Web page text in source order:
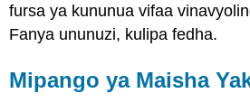
fursa ya kununua vifaa
Fanya ununuzi, kulipa fedha.
Mipango ya Maisha